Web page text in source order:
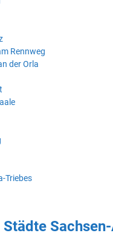
Rennweg
der Orla
Triebes